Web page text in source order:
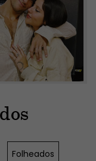
Folheados